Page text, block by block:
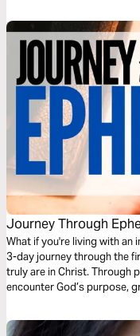
Journey Through
What if you're living with an
3-day journey through the
truly are in Christ. Through
encounter God’s purpose,